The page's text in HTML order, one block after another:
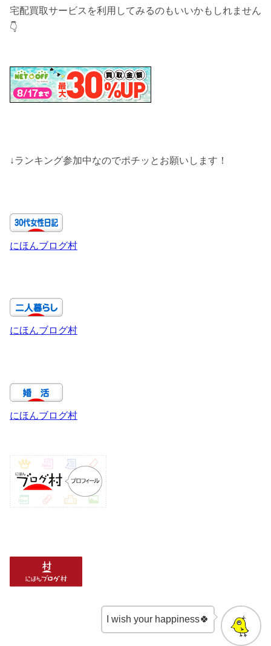
宅配買取サービスを利用してみるのもいいかもしれません
👇
↓ランキング参加中なのでポチッとお願いします！
にほんブログ村
にほんブログ村
にほんブログ村
I wish your happiness🍀